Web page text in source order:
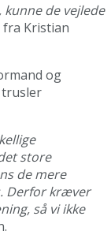
de vejlede
fra Kristian
og
store
de mere
Derfor kræver
så vi ikke